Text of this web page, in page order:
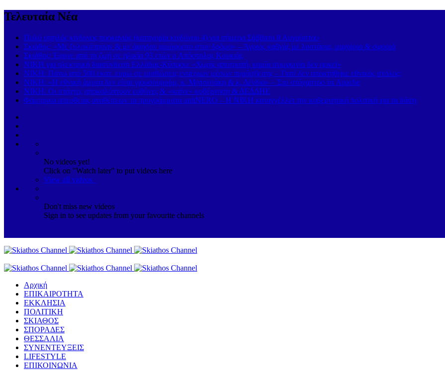
Τελευταία Νέα
Πολύ υψηλός κίνδυνος πυρκαγιάς (κατηγορία κινδύνου 4) για σήμερα Σάββατο 8 Αυγούστου
Σκιάθος: «Με ξυλοκόπησαν & με άφησαν αιμόφυρτο στον δρόμο» – Άγριος καβγάς με λοστάρια, μαχαίρια & σφυριά
Σκιάθος: Έφυγε από τη ζωή σε ηλικία 93 ετών ο Απόστολος Κουκιάς
ΝΙΚΗ για ηλεκτρική διασύνδεση Ελλάδας-Κύπρου: «Χωρίς αποτροπή, καμία συμφωνία δεν αρκεί»
ΝΙΚΗ: Πάνω από 500 εκατ. ευρώ σε μισθώσεις εναέριων μέσων πυρόσβεσης – Γιατί δεν αποκτήθηκε εθνικός στόλος;
ΝΙΚΗ: «Η εθνική άμυνα δεν είναι γιουσουρούμ, κ. Μητσοτάκη & κ. Δένδια» – Στο στόχαστρο τα Apache
ΝΙΚΗ: Οι στάχτες αποκαλύπτουν ευθύνες & «καίνε» κυβέρνηση & ΔΕΔΔΗΕ
Φάμπρικα απευθείας αναθέσεων τα προγράμματα antiNERO – Η ΝΙΚΗ καταγγέλλει την κυβερνητική πολιτική για τα δάση
No videos yet!
Click on "Watch later" to put videos here
View all videos
Don't miss new videos
Sign in to see updates from your favourite channels
Αρχική
ΕΠΙΚΑΙΡΟΤΗΤΑ
ΕΚΚΛΗΣΙΑ
ΠΟΛΙΤΙΚΗ
ΣΚΙΑΘΟΣ
ΣΠΟΡΑΔΕΣ
ΘΕΣΣΑΛΙΑ
ΣΥΝΕΝΤΕΥΞΕΙΣ
LIFESTYLE
ΕΠΙΚΟΙΝΩΝΙΑ